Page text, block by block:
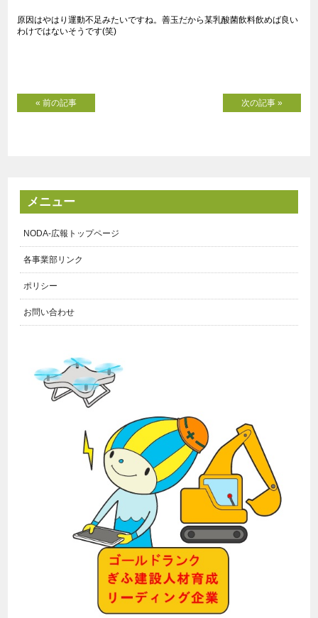
原因はやはり運動不足みたいですね。善玉だから某乳酸菌飲料飲めば良い
わけではないそうです(笑)
« 前の記事 次の記事 »
メニュー
NODA-広報トップページ
各事業部リンク
ポリシー
お問い合わせ